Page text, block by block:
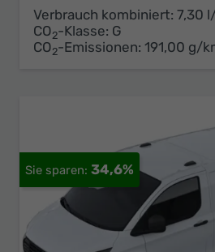
Verbrauch kombiniert: 7,30
CO2-Klasse: G
CO2-Emissionen: 191,00 g/
34,6%